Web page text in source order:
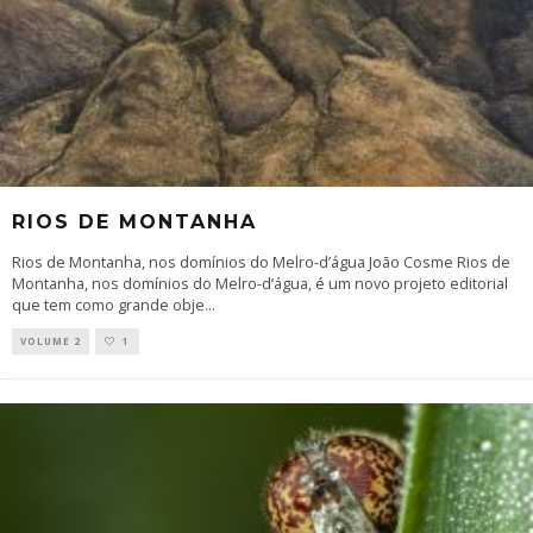
RIOS DE MONTANHA
Rios de Montanha, nos domínios do Melro-d’água João Cosme Rios de
Montanha, nos domínios do Melro-d’água, é um novo projeto editorial
que tem como grande obje...
VOLUME 2 1